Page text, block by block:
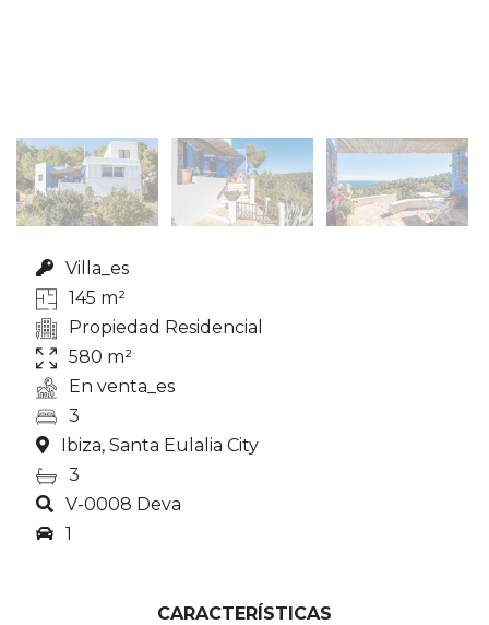
Villa_es
145 m²
Propiedad Residencial
580 m²
En venta_es
3
Ibiza, Santa Eulalia City
3
V-0008 Deva
1
CARACTERÍSTICAS